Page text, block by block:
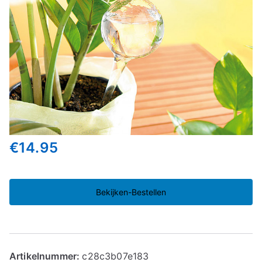
€14.95
Bekijken-Bestellen
Artikelnummer:c28c3b07e183